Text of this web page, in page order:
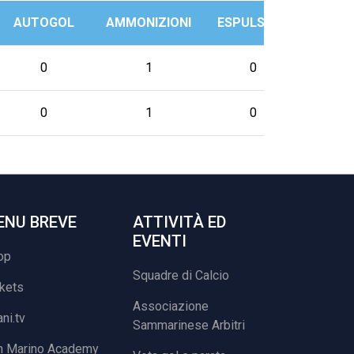
AUTOGOL AMMONIZIONI ESPULSIONI
0 1 0
0 1 0
BREVE
Marino Academy
ATTIVITÀ ED
EVENTI
Squadre di Calcio
Associazione
Sammarinese Arbitri